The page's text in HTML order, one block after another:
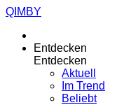
QIMBY
Entdecken
Entdecken
Aktuell
Im Trend
Beliebt